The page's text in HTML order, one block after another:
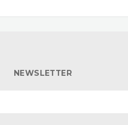
NEWSLETTER